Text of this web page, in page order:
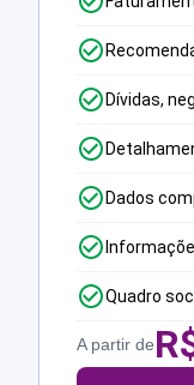
Dívidas,
Dados
Quadro
A partir de